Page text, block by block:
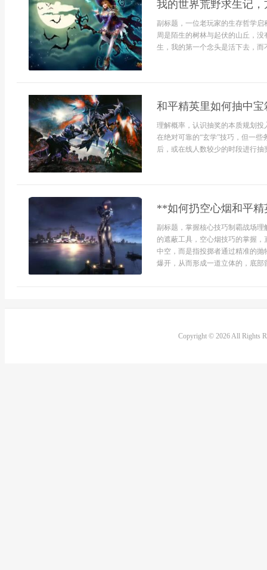
我的世界荒野求生记
副标题，一位老玩家的生存哲学
周是陌生的树林与起伏的山丘，
生，我的第一个念头是活下去，而
和平精英里如何抽中
理解概率，认识抽奖的本质规划
在绝对可靠的“玄学”技巧，但一
后，或在线人数较少的时段进行
**如何扔空心烟和平
副标题，掌握核心技巧制霸战场
的遮蔽工具，空心烟技巧的掌握
中空，而是指投掷者通过精准的
爆开，从而形成一道立体的，底
Copyright © 2026 All Rights